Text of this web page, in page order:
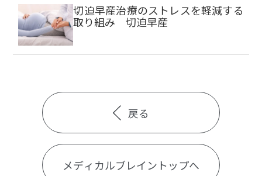
切迫早産治療のストレスを軽減する
取り組み 切迫早産
戻る
メディカルブレイントップへ